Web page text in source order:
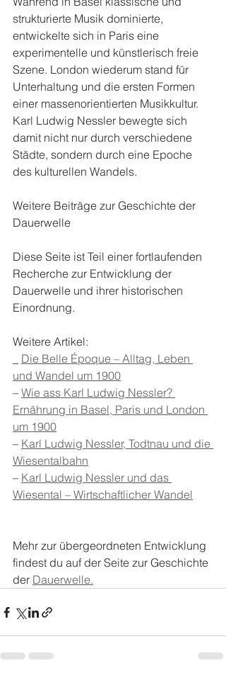
strukturierte Musik dominierte,
entwickelte sich in Paris eine
experimentelle und künstlerisch freie
Szene. London wiederum stand für
Unterhaltung und die ersten Formen
einer massenorientierten Musikkultur.
Karl Ludwig Nessler bewegte sich
damit nicht nur durch verschiedene
Städte, sondern durch eine Epoche
des kulturellen Wandels.
Weitere Beiträge zur Geschichte der
Dauerwelle
Diese Seite ist Teil einer fortlaufenden
Recherche zur Entwicklung der
Dauerwelle und ihrer historischen
Einordnung.
Weitere Artikel:
Die Belle Époque – Alltag, Leben
und Wandel um 1900
– Wie ass Karl Ludwig Nessler?
Ernährung in Basel, Paris und London
um 1900
– Karl Ludwig Nessler, Todtnau und die
Wiesentalbahn
– Karl Ludwig Nessler und das
Wiesental – Wirtschaftlicher Wandel
Mehr zur übergeordneten Entwicklung
findest du auf der Seite zur Geschichte
der Dauerwelle.